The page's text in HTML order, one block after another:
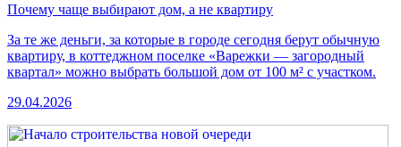
Почему чаще выбирают дом, а не квартиру
За те же деньги, за которые в городе сегодня берут обычную
квартиру, в коттеджном поселке «Варежки — загородный
квартал» можно выбрать большой дом от 100 м² с участком.
29.04.2026